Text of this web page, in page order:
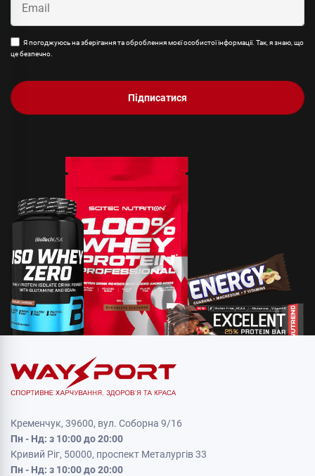
Я погоджуюсь на зберігання та оброблення моєї особистої інформації. Так, я знаю, що
це безпечно.
Підписатися
Кременчук, 39600, вул. Соборна 9/16
Пн - Нд: з 10:00 до 20:00
Кривий Ріг, 50000, проспект Металургів 33
Пн - Нд: з 10:00 до 20:00